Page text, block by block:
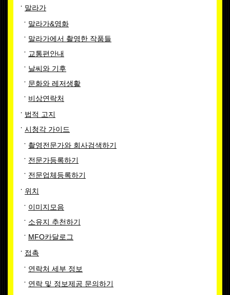
말라가
말라가&영화
말라가에서 촬영한 작품들
교통편안내
날씨와 기후
문화와 레저생활
비상연락처
법적 고지
시청각 가이드
촬영전문가와 회사검색하기
전문가등록하기
전문업체등록하기
위치
이미지모음
소유지 추천하기
MFO카달로그
접촉
연락처 세부 정보
연락 및 정보제공 문의하기